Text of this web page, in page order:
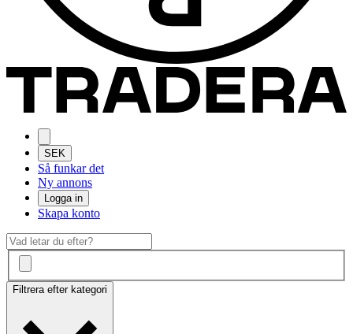
SEK
Så funkar det
Ny annons
Logga in
Skapa konto
Filtrera efter kategori